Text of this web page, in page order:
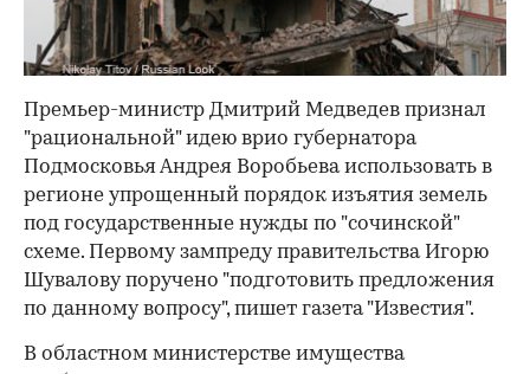
Премьер-министр Дмитрий Медведев признал
"рациональной" идею врио губернатора
Подмосковья Андрея Воробьева использовать в
регионе упрощенный порядок изъятия земель
под государственные нужды по "сочинской"
схеме. Первому зампреду правительства Игорю
Шувалову поручено "подготовить предложения
по данному вопросу", пишет газета "Известия".
В областном министерстве имущества